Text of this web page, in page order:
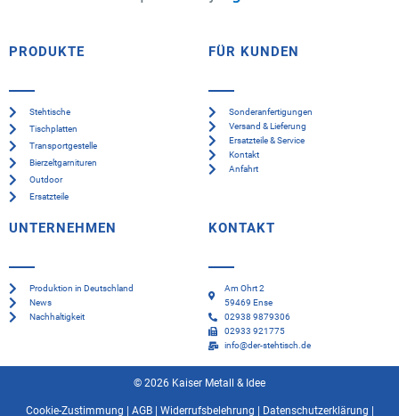
PRODUKTE
Stehtische
Tischplatten
Transportgestelle
Bierzeltgarnituren
Outdoor
Ersatzteile
FÜR KUNDEN
Sonderanfertigungen
Versand & Lieferung
Ersatzteile & Service
Kontakt
Anfahrt
UNTERNEHMEN
Produktion in Deutschland
News
Nachhaltigkeit
KONTAKT
Am Ohrt 2
59469 Ense
02938 9879306
02933 921775
info@der-stehtisch.de
© 2026 Kaiser Metall & Idee
Cookie-Zustimmung AGB| Widerrufsbelehrung Datenschutzerklärung